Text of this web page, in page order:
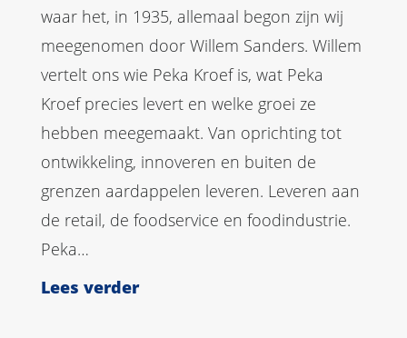
waar het, in 1935, allemaal begon zijn wij
meegenomen door Willem Sanders. Willem
vertelt ons wie Peka Kroef is, wat Peka
Kroef precies levert en welke groei ze
hebben meegemaakt. Van oprichting tot
ontwikkeling, innoveren en buiten de
grenzen aardappelen leveren. Leveren aan
de retail, de foodservice en foodindustrie.
Peka…
Lees verder